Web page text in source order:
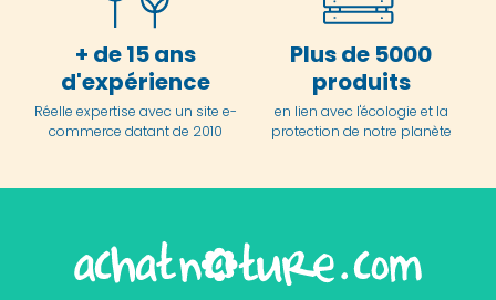
+ de 15 ans
d'expérience
Réelle expertise avec un site e-
commerce datant de 2010
Plus de 5000
produits
en lien avec l'écologie et la
protection de notre planète